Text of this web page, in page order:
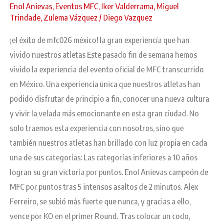
Enol Anievas,Eventos MFC,Iker Valderrama,Miguel
Trindade,Zulema Vázquez/Diego Vazquez
¡el éxito de mfc026 méxico! la gran experiencía que han
vivido nuestros atletas Este pasado fin de semana hemos
vivido la experiencia del evento oficial de MFC transcurrido
en México. Una experiencia única que nuestros atletas han
podido disfrutar de principio a fin, conocer una nueva cultura
y vivir la velada más emocionante en esta gran ciudad. No
solo traemos esta experiencia con nosotros, sino que
también nuestros atletas han brillado con luz propia en cada
una de sus categorías: Las categorías inferiores a 10 años
logran su gran victoria por puntos. Enol Anievas campeón de
MFC por puntos tras 5 intensos asaltos de 2 minutos. Alex
Ferreiro, se subió más fuerte que nunca, y gracias a ello,
vence por KO en el primer Round. Tras colocar un codo,
méxico!